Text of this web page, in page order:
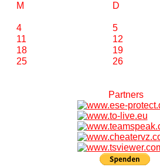
M D
4 5
11 12
18 19
25 26
Partners